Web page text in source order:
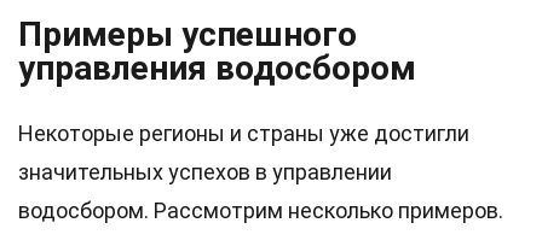
Примеры успешного
управления водосбором
Некоторые регионы и страны уже достигли
значительных успехов в управлении
водосбором. Рассмотрим несколько примеров.